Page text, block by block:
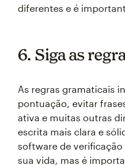
diferentes e é
6. Siga as
As regras gramaticais
pontuação, evitar
ativa e muitas outras
escrita mais clara e
software de
sua vida, mas é